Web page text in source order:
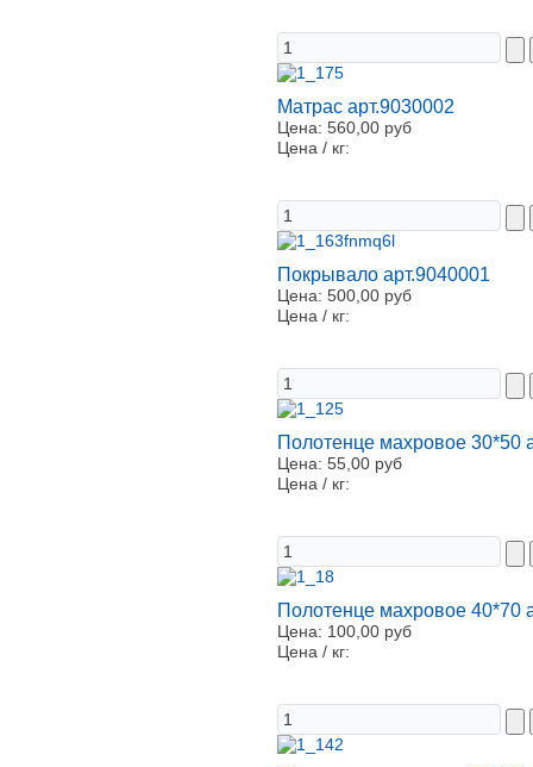
Матрас арт.9030002
Цена: 560,00 руб
Цена / кг:
Покрывало арт.9040001
Цена: 500,00 руб
Цена / кг:
Полотенце махровое 30*50
Цена: 55,00 руб
Цена / кг:
Полотенце махровое 40*70
Цена: 100,00 руб
Цена / кг: